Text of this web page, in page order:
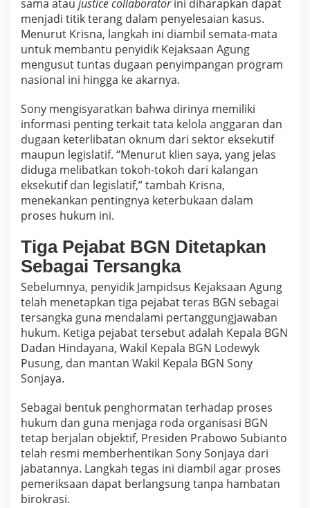
sama atau justice collaboratorini diharapkan dapat
menjadi titik terang dalam penyelesaian kasus.
Menurut Krisna, langkah ini diambil semata-mata
untuk membantu penyidik Kejaksaan Agung
mengusut tuntas dugaan penyimpangan program
nasional ini hingga ke akarnya.
Sony mengisyaratkan bahwa dirinya memiliki
informasi penting terkait tata kelola anggaran dan
dugaan keterlibatan oknum dari sektor eksekutif
maupun legislatif. “Menurut klien saya, yang jelas
diduga melibatkan tokoh-tokoh dari kalangan
eksekutif dan legislatif,” tambah Krisna,
menekankan pentingnya keterbukaan dalam
proses hukum ini.
Tiga Pejabat BGN Ditetapkan
Sebagai Tersangka
Sebelumnya, penyidik Jampidsus Kejaksaan Agung
telah menetapkan tiga pejabat teras BGN sebagai
tersangka guna mendalami pertanggungjawaban
hukum. Ketiga pejabat tersebut adalah Kepala BGN
Dadan Hindayana, Wakil Kepala BGN Lodewyk
Pusung, dan mantan Wakil Kepala BGN Sony
Sonjaya.
Sebagai bentuk penghormatan terhadap proses
hukum dan guna menjaga roda organisasi BGN
tetap berjalan objektif, Presiden Prabowo Subianto
telah resmi memberhentikan Sony Sonjaya dari
jabatannya. Langkah tegas ini diambil agar proses
pemeriksaan dapat berlangsung tanpa hambatan
birokrasi.